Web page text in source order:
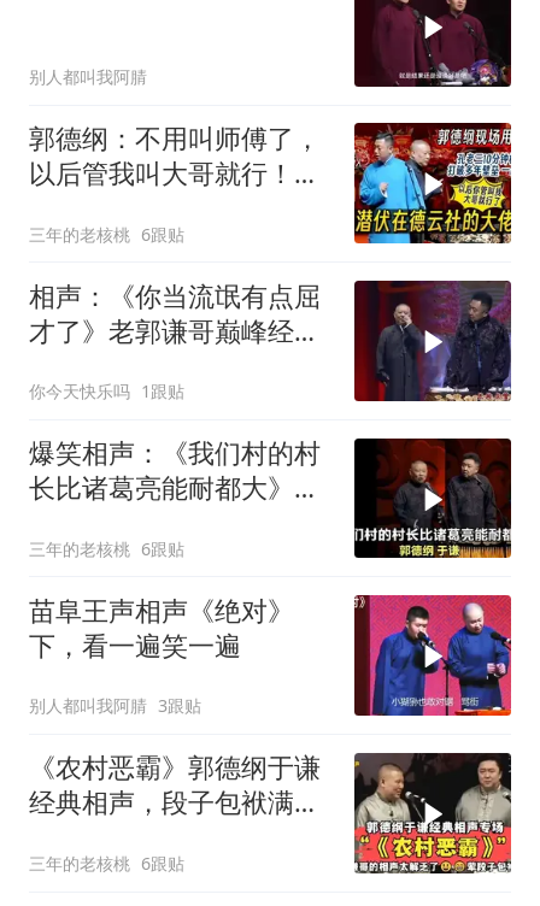
别人都叫我阿腈
郭德纲：不用叫师傅了，
以后管我叫大哥就行！孔
三年的老核桃 6跟贴
相声：《你当流氓有点屈
才了》老郭谦哥巅峰经典
你今天快乐吗 1跟贴
爆笑相声：《我们村的村
长比诸葛亮能耐都大》郭
三年的老核桃 6跟贴
苗阜王声相声《绝对》
下，看一遍笑一遍
别人都叫我阿腈 3跟贴
《农村恶霸》郭德纲于谦
经典相声，段子包袱满
三年的老核桃 6跟贴